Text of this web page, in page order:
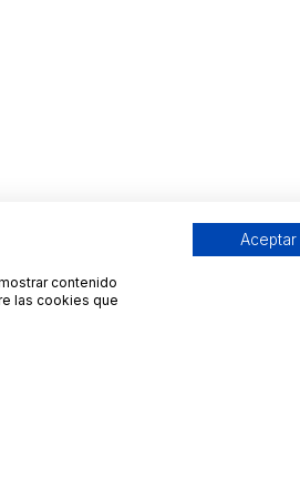
contenido
las cookies que